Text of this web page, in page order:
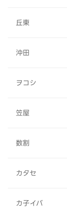
丘東
沖田
ヲコシ
笠屋
数割
カタセ
カ子イバ